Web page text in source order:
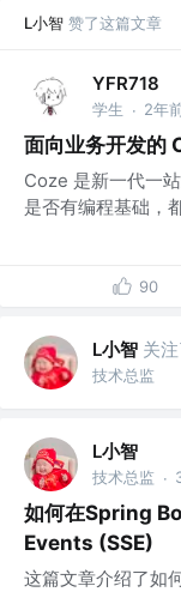
L小智 赞了这篇文章
YFR718
学生 · 2年
面向业务开发的
Coze 是新一代一
是否有编程基础，
90
L小智 关
技术总监
L小智
技术总监 ·
如何在Spring
Events (SSE)
这篇文章介绍了如